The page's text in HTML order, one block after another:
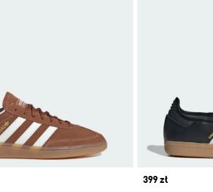
Price
399 zł